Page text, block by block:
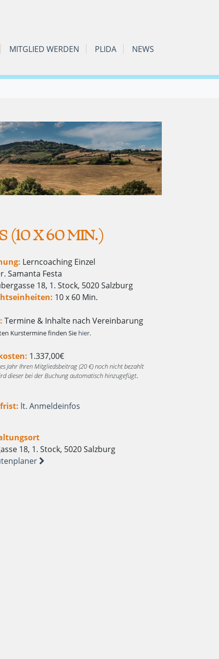
MITGLIED WERDEN PLIDA NEWS
(10 X 60 MIN.)
Lerncoaching Einzel
Samanta Festa
18, 1. Stock, 5020 Salzburg
10 x 60 Min.
Termine & Inhalte nach Vereinbarung
Kurstermine finden Sie hier.
1.337,00€
Jahr Ihren Mitgliedsbeitrag (20 €) noch nicht bezahlt
dieser bei der Buchung automatisch hinzugefügt.
lt. Anmeldeinfos
18, 1. Stock, 5020 Salzburg